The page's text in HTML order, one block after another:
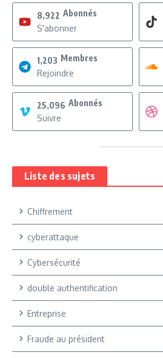
8,922 Abonnés
S'abonner
1,203 Membres
Rejoindre
25,096 Abonnés
Suivre
Liste des sujets
Chiffrement
cyberattaque
Cybersécurité
double authentification
Entreprise
Fraude au président